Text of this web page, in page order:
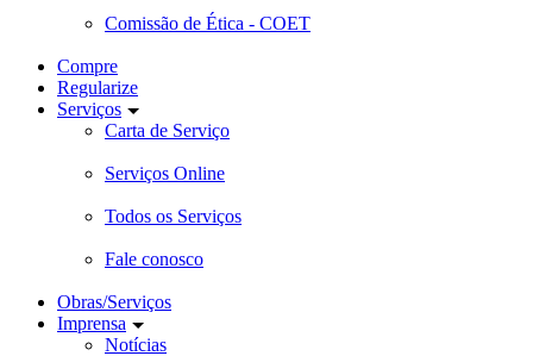
Comissão de Ética - COET
Compre
Regularize
Serviços
Carta de Serviço
Serviços Online
Todos os Serviços
Fale conosco
Obras/Serviços
Imprensa
Notícias